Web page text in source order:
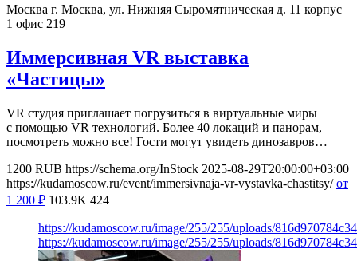
Москва г. Москва, ул. Нижняя Сыромятническая д. 11 корпус
1 офис 219
Иммерсивная VR выставка
«Частицы»
VR студия приглашает погрузиться в виртуальные миры
с помощью VR технологий. Более 40 локаций и панорам,
посмотреть можно все! Гости могут увидеть динозавров…
1200 RUB https://schema.org/InStock 2025-08-29T20:00:00+03:00
https://kudamoscow.ru/event/immersivnaja-vr-vystavka-chastitsy/ от
1 200 ₽ 103.9K 424
https://kudamoscow.ru/image/255/255/uploads/
https://kudamoscow.ru/image/255/255/uploads/